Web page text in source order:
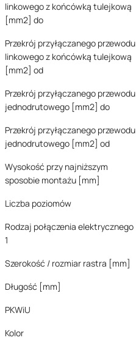
linkowego z końcówką tulejkową
[mm2] do
Przekrój przyłączanego przewodu
linkowego z końcówką tulejkową
[mm2] od
Przekrój przyłączanego przewodu
jednodrutowego [mm2] do
Przekrój przyłączanego przewodu
jednodrutowego [mm2] od
Wysokość przy najniższym
sposobie montażu [mm]
Liczba poziomów
Rodzaj połączenia elektrycznego
1
Szerokość / rozmiar rastra [mm]
Długość [mm]
PKWiU
Kolor